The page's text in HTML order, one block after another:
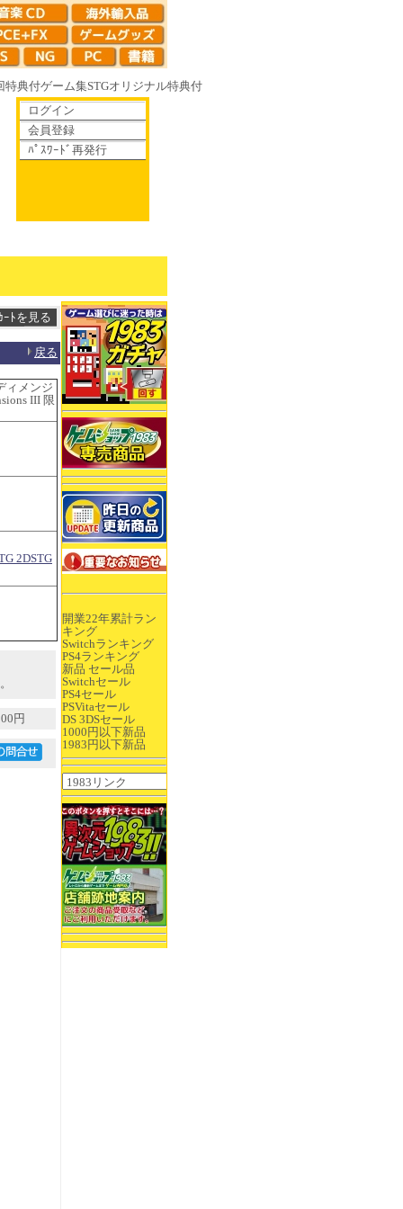
特典付ゲーム集STGオリジナル特典付
ログイン
会員登録
ﾊﾟｽﾜｰﾄﾞ再発行
開業22年累計ラン
キング
Switchランキング
PS4ランキング
新品 セール品
Switchセール
PS4セール
PSVitaセール
DS 3DSセール
1000円以下新品
1983円以下新品
戻る
ィメンジ
III 限
2DSTG
円